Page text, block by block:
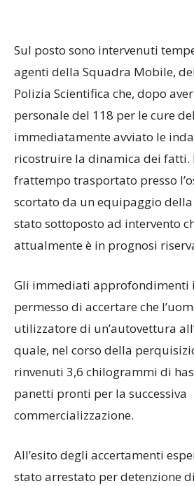
Sul posto sono intervenuti
agenti della Squadra Mobile,
Polizia Scientifica che, dopo
personale del 118 per le cure
immediatamente avviato le
ricostruire la dinamica dei fatti.
frattempo trasportato presso
scortato da un equipaggio
stato sottoposto ad intervento
attualmente è in prognosi
Gli immediati approfondimenti
permesso di accertare che
utilizzatore di un’autovettura
quale, nel corso della
rinvenuti 3,6 chilogrammi di
panetti pronti per la successiva
commercializzazione.
All’esito degli accertamenti
stato arrestato per detenzione